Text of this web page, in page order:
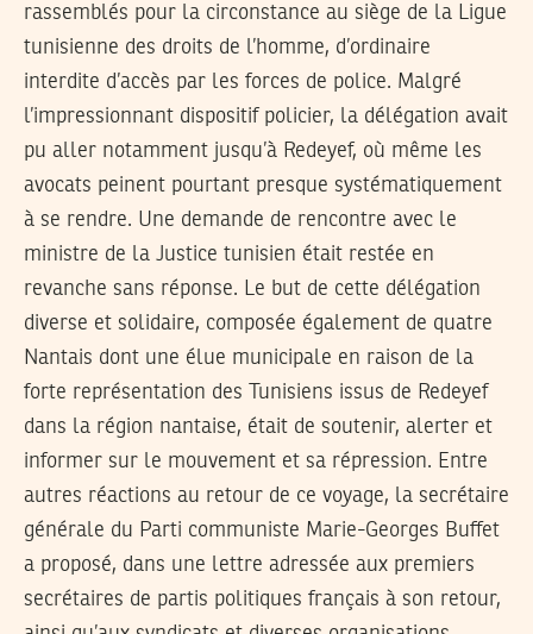
rassemblés pour la circonstance au siège de la Ligue
tunisienne des droits de l’homme, d’ordinaire
interdite d’accès par les forces de police. Malgré
l’impressionnant dispositif policier, la délégation avait
pu aller notamment jusqu’à Redeyef, où même les
avocats peinent pourtant presque systématiquement
à se rendre. Une demande de rencontre avec le
ministre de la Justice tunisien était restée en
revanche sans réponse. Le but de cette délégation
diverse et solidaire, composée également de quatre
Nantais dont une élue municipale en raison de la
forte représentation des Tunisiens issus de Redeyef
dans la région nantaise, était de soutenir, alerter et
informer sur le mouvement et sa répression. Entre
autres réactions au retour de ce voyage, la secrétaire
générale du Parti communiste Marie-Georges Buffet
a proposé, dans une lettre adressée aux premiers
secrétaires de partis politiques français à son retour,